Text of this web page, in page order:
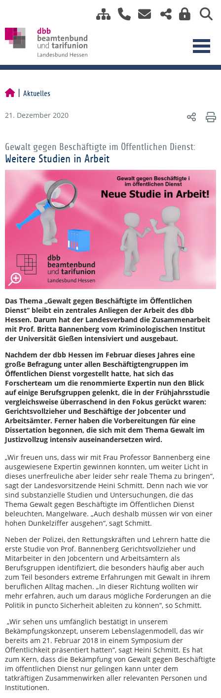
Aktuelles
21. Dezember 2020
Gewalt gegen Beschäftigte im Öffentlichen Dienst:
Weitere Studien in Arbeit
Das Thema „Gewalt gegen Beschäftigte im Öffentlichen
Dienst“ bleibt ein zentrales Anliegen der Arbeit des dbb
Hessen. Darum hat der Landesverband die Zusammenarbeit
mit Prof. Britta Bannenberg vom Kriminologischen Institut
der Universität Gießen intensiviert und ausgebaut.
Nachdem der dbb Hessen im Februar dieses Jahres eine
große Befragung unter allen Beschäftigtengruppen im
Öffentlichen Dienst vorgestellt hatte, hat sich das
Forscherteam um die renommierte Expertin nun den Blick
auf einige Berufsgruppen gelenkt, die in der Frühjahrsstudie
vergleichsweise überraschend in den Fokus gerückt waren:
Gerichtsvollzieher und Beschäftige der Jobcenter und
Arbeitsämter. Ferner haben die Vorbereitungen für eine
Dissertation begonnen, die sich mit dem Thema Gewalt im
Justizvollzug intensiv auseinandersetzen wird.
„Wir freuen uns, dass wir mit Frau Professor Bannenberg eine
ausgewiesene Expertin gewinnen konnten, um weiter Licht in
dieses unerfreuliche aber leider sehr reale Thema zu bringen“,
sagt der Landesvorsitzende Heini Schmitt. Denn nach wie vor
sind substanzielle Studien und Untersuchungen, die das
Thema Gewalt gegen Beschäftigte im Öffentlichen Dienst
beleuchten, Mangelware. „Auch deshalb müssen wir von einer
hohen Dunkelziffer ausgehen“, sagt Schmitt.
Neben der Polizei, den Rettungskräften und Lehrern hatte die
erste Studie von Prof. Bannenberg Gerichtsvollzieher und
Mitarbeiter in den Jobcentern und Arbeitsämtern als
Berufsgruppen identifiziert, die besonders häufig aber auch
zum Teil besonders extreme Erfahrungen mit Gewalt in ihrem
beruflichen Alltag machen. „In dieser Richtung wollten wir
mehr erfahren, auch um daraus mögliche Forderungen an die
Politik in puncto Sicherheit ableiten zu können“, so Schmitt.
„Wir sehen uns umfänglich bestätigt in unserem
Bekämpfungskonzept, unserem Lebenslagenmodell, das wir
bereits am 21. Februar 2018 in einem Symposium der
Öffentlichkeit präsentiert hatten“, sagt Heini Schmitt. Es hat
zum Kern, dass die Bekämpfung von Gewalt gegen Beschäftigte
im öffentlichen Dienst nur gelingen kann unter dem
tatkräftigen Zusammenwirken aller relevanten Personen und
Institutionen.